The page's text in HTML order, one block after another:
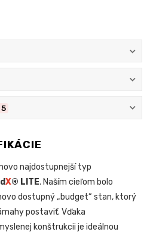
5
najdostupnejší typ
X® LITE. Naším cieľom bolo
dostupný „budget“ stan, ktorý
postaviť. Vďaka
konštrukcii je ideálnou